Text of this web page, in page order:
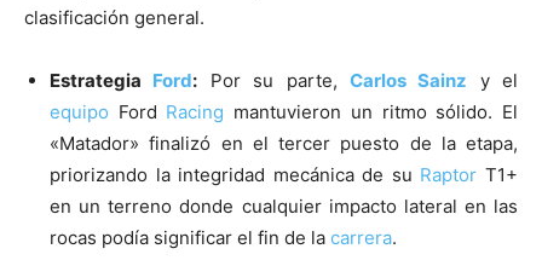
clasificación general.
Estrategia Ford: Por su parte, Carlos Sainz y el
equipo Ford Racing mantuvieron un ritmo sólido. El
«Matador» finalizó en el tercer puesto de la etapa,
priorizando la integridad mecánica de su Raptor T1+
en un terreno donde cualquier impacto lateral en las
rocas podía significar el fin de la carrera.